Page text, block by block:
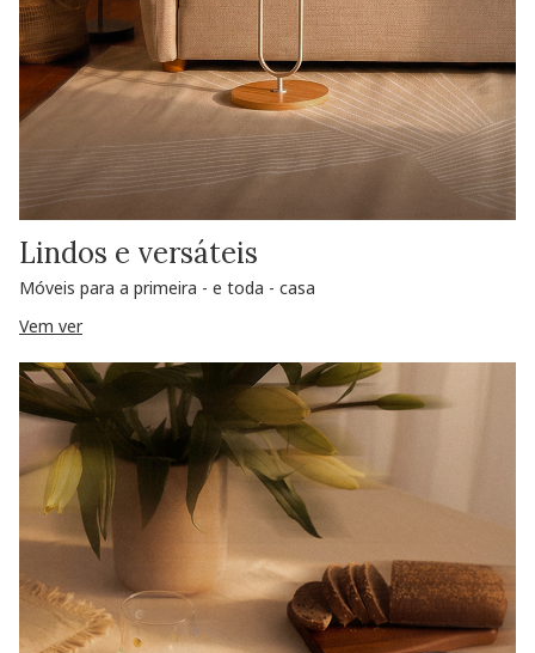
Lindos e versáteis
Móveis para a primeira - e toda - casa
Vem ver